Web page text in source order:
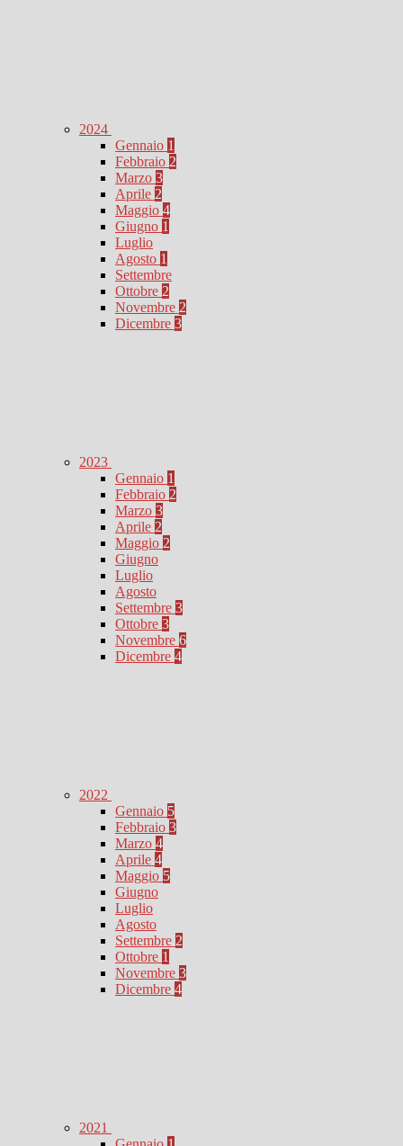
2024
Gennaio 1
Febbraio 2
Marzo 3
Aprile 2
Maggio 4
Giugno 1
Luglio
Agosto 1
Settembre
Ottobre 2
Novembre 2
Dicembre 3
2023
Gennaio 1
Febbraio 2
Marzo 3
Aprile 2
Maggio 2
Giugno
Luglio
Agosto
Settembre 3
Ottobre 3
Novembre 6
Dicembre 4
2022
Gennaio 5
Febbraio 3
Marzo 4
Aprile 4
Maggio 5
Giugno
Luglio
Agosto
Settembre 2
Ottobre 1
Novembre 3
Dicembre 4
2021